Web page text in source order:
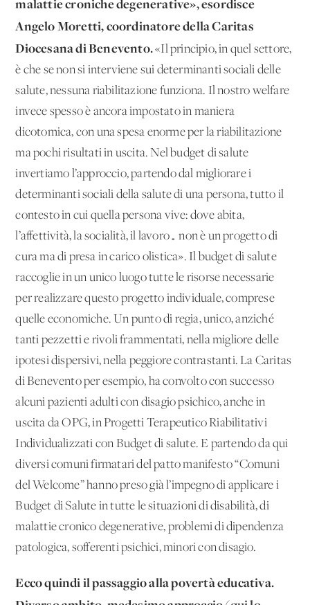
malattie croniche degenerative», esordisce
Angelo Moretti, coordinatore della Caritas
Diocesana di Benevento.«Il principio, in quel settore,
è che se non si interviene sui determinanti sociali delle
salute, nessuna riabilitazione funziona. Il nostro welfare
invece spesso è ancora impostato in maniera
dicotomica, con una spesa enorme per la riabilitazione
ma pochi risultati in uscita. Nel budget di salute
invertiamo l’approccio, partendo dal migliorare i
determinanti sociali della salute di una persona, tutto il
contesto in cui quella persona vive: dove abita,
l’affettività, la socialità, il lavoro… non è un progetto di
cura ma di presa in carico olistica». Il budget di salute
raccoglie in un unico luogo tutte le risorse necessarie
per realizzare questo progetto individuale, comprese
quelle economiche. Un punto di regia, unico, anziché
tanti pezzetti e rivoli frammentati, nella migliore delle
ipotesi dispersivi, nella peggiore contrastanti. La Caritas
di Benevento per esempio, ha convolto con successo
alcuni pazienti adulti con disagio psichico, anche in
uscita da OPG, in Progetti Terapeutico Riabilitativi
Individualizzati con Budget di salute. E partendo da qui
diversi comuni firmatari del patto manifesto “Comuni
del Welcome” hanno preso già l’impegno di applicare i
Budget di Salute in tutte le situazioni di disabilità, di
malattie cronico degenerative, problemi di dipendenza
patologica, sofferenti psichici, minori con disagio.
Ecco quindi il passaggio alla povertà educativa.